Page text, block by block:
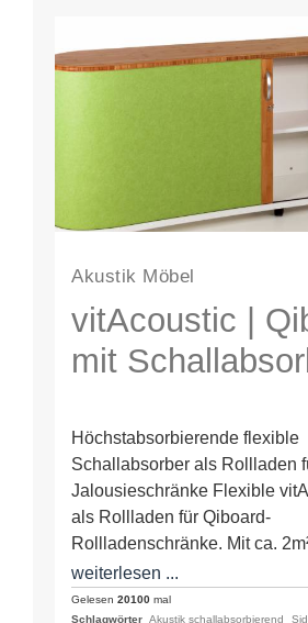
Akustik Möbel
vitAcoustic |
mit
Höchstabsorbierende flexible
Schallabsorber als Rollladen
Jalousieschränke Flexible
als Rollladen für Qiboard-
Rollladenschränke. Mit ca.
höchstabsorbierende
dem Hohlraum des
weiterlesen ...
Gelesen 20100 mal
Schlagwörter Akustik schallabsorbierend